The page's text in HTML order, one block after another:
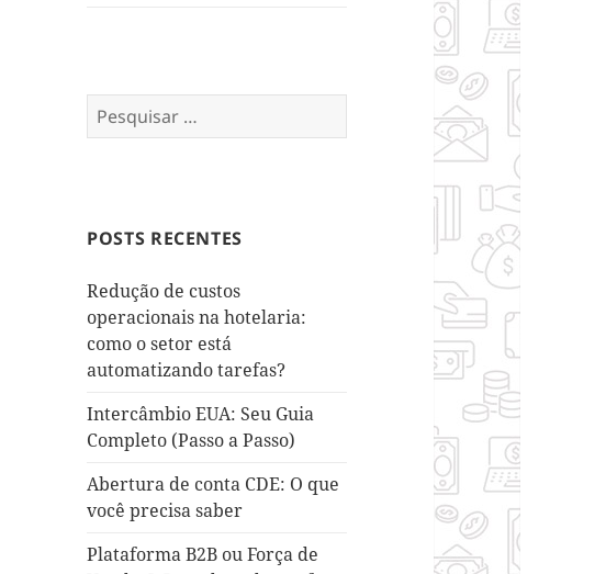
Pesquisar
por:
POSTS RECENTES
Redução de custos
operacionais na hotelaria:
como o setor está
automatizando tarefas?
Intercâmbio EUA: Seu Guia
Completo (Passo a Passo)
Abertura de conta CDE: O que
você precisa saber
Plataforma B2B ou Força de